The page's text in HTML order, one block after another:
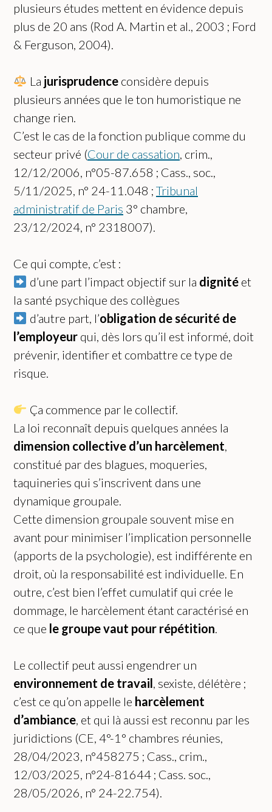
plusieurs études mettent en évidence depuis
plus de 20 ans (Rod A. Martin et al., 2003 ; Ford
& Ferguson, 2004).
La jurisprudenceconsidère depuis
plusieurs années que le ton humoristique ne
change rien.
C’est le cas de la fonction publique comme du
secteur privé (Cour de cassation, crim.,
12/12/2006, n°05-87.658 ; Cass., soc.,
5/11/2025, n° 24-11.048 ; Tribunal
administratif de Paris 3° chambre,
23/12/2024, n° 2318007).
Ce qui compte, c’est :
d’une part l’impact objectif sur la dignitéet
la santé psychique des collègues
d’autre part, l’obligation de sécurité de
l’employeur qui, dès lors qu’il est informé, doit
prévenir, identifier et combattre ce type de
risque.
Ça commence par le collectif.
La loi reconnaît depuis quelques années la
dimension collective d’un harcèlement,
constitué par des blagues, moqueries,
taquineries qui s’inscrivent dans une
dynamique groupale.
Cette dimension groupale souvent mise en
avant pour minimiser l’implication personnelle
(apports de la psychologie), est indifférente en
droit, où la responsabilité est individuelle. En
outre, c’est bien l’effet cumulatif qui crée le
dommage, le harcèlement étant caractérisé en
ce que le groupe vaut pour répétition.
Le collectif peut aussi engendrer un
environnement de travail, sexiste, délétère ;
c’est ce qu’on appelle le harcèlement
d’ambiance, et qui là aussi est reconnu par les
juridictions (CE, 4°-1° chambres réunies,
28/04/2023, n°458275 ; Cass., crim.,
12/03/2025, n°24-81644 ; Cass. soc.,
28/05/2026, n° 24-22.754).